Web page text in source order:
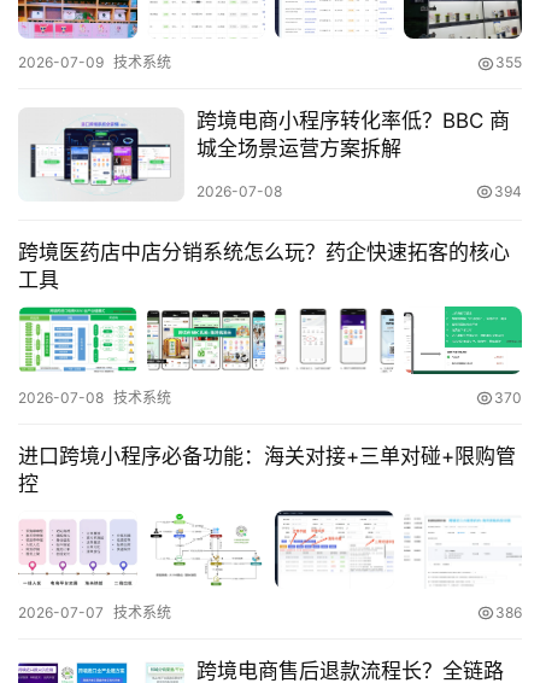
保
税
仓
储
百
科
网
址
全
热
问
2026-07-09 技术系统 355
跨境电商小程序转化率低？BBC 商
城全场景运营方案拆解
2026-07-08 394
跨境医药店中店分销系统怎么玩？药企快速拓客的核心
工具
2026-07-08 技术系统 370
进口跨境小程序必备功能：海关对接+三单对碰+限购管
控
2026-07-07 技术系统 386
跨境电商售后退款流程长？全链路